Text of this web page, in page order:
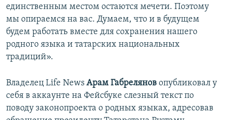
единственным местом остаются мечети. Поэтому
мы опираемся на вас. Думаем, что и в будущем
будем работать вместе для сохранения нашего
родного языка и татарских национальных
традиций».
Владелец Life News Арам Габрелянов опубликовал у
себя в аккаунте на Фейсбуке слезный текст по
поводу законопроекта о родных языках, адресовав